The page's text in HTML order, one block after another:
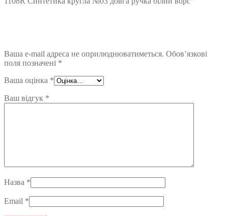
Ваша e-mail адреса не оприлюднюватиметься. Обов’язкові
поля позначені *
Ваша оцінка *
Ваш відгук *
Назва *
Email *